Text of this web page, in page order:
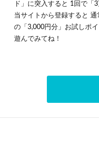
ド」に突入すると 1回で「
当サイトから登録すると
の「3,000円分」お試しポ
遊んでみてね！